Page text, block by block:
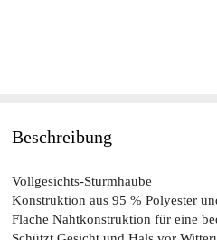
Beschreibung
Vollgesichts-Sturmhaube
Konstruktion aus 95 % Polyester
Flache Nahtkonstruktion für eine